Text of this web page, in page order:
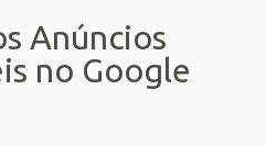
Anúncios
no Google